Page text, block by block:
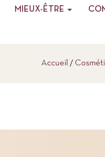
MIEUX-ÊTRE
Accueil